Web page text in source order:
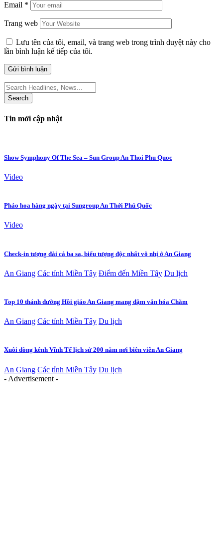
Email *
Trang web
Lưu tên của tôi, email, và trang web trong trình duyệt này cho
lần bình luận kế tiếp của tôi.
Search
for:
Tin mới cập nhật
Show Symphony Of The Sea – Sun Group An Thoi Phu Quoc
Video
Pháo hoa hàng ngày tại Sungroup An Thới Phú Quốc
Video
Check-in tượng đài cá ba sa, biểu tượng độc nhất vô nhị ở An Giang
An Giang Các tỉnh Miền Tây Điểm đến Miền Tây Du lịch
Top 10 thánh đường Hồi giáo An Giang mang đậm văn hóa Chăm
An Giang Các tỉnh Miền Tây Du lịch
Xuôi dòng kênh Vĩnh Tế lịch sử 200 năm nơi biên viễn An Giang
An Giang Các tỉnh Miền Tây Du lịch
- Advertisement -